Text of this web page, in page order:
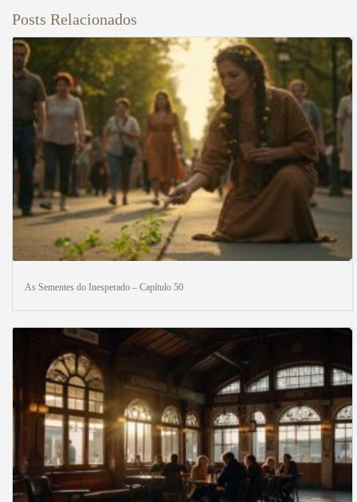
Posts Relacionados
As Sementes do Inesperado – Capítulo 50